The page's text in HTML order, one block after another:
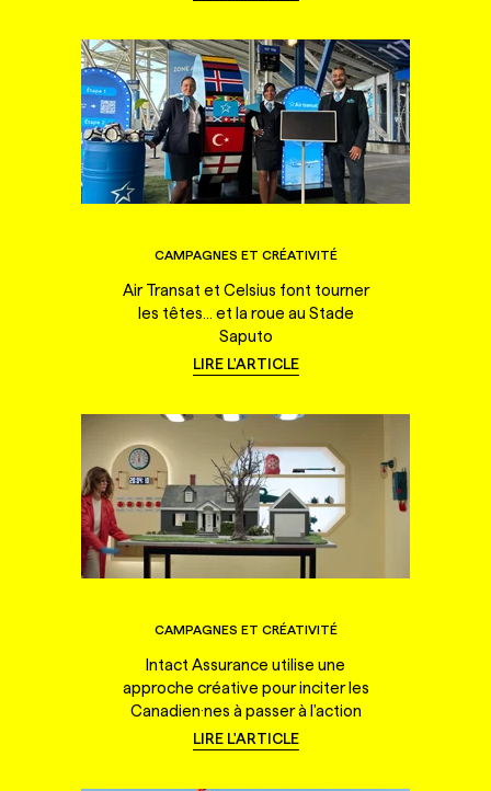
CAMPAGNES ET CRÉATIVITÉ
Air Transat et Celsius font tourner
les têtes... et la roue au Stade
Saputo
LIRE L'ARTICLE
CAMPAGNES ET CRÉATIVITÉ
Intact Assurance utilise une
approche créative pour inciter les
Canadien·nes à passer à l'action
LIRE L'ARTICLE